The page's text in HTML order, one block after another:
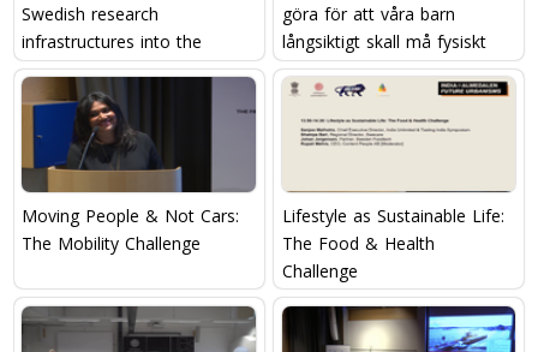
Swedish research
infrastructures into the
future?
göra för att våra barn
långsiktigt skall må fysiskt
och psykisk bra?
Moving People & Not Cars:
The Mobility Challenge
Lifestyle as Sustainable Life:
The Food & Health
Challenge